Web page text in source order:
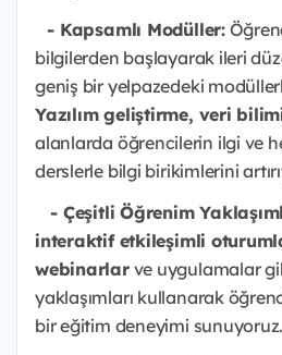
- Kapsamlı Modüller:
bilgilerden başlayarak ileri
geniş bir yelpazedeki
Yazılım geliştirme, veri
alanlarda öğrencilerin ilgi ve
derslerle bilgi birikimlerini
- Çeşitli Öğrenim
interaktif etkileşimli
webinarlarve uygulamalar
yaklaşımları kullanarak
bir eğitim deneyimi sunuyoruz.